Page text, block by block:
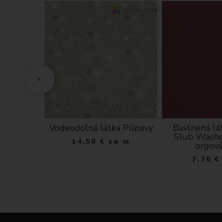
Vodeodolná látka Púpavy
14.50 € za m
Bavlnená
Slub
7.70 €